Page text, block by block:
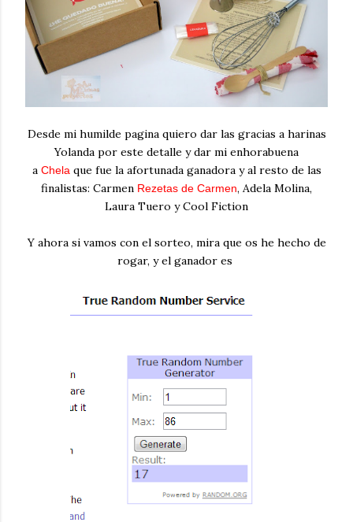
Desde mi humilde pagina quiero dar las gracias a harinas
Yolanda por este detalle y dar mi enhorabuena
a Chelaque fue la afortunada ganadora y al resto de las
finalistas: Carmen Rezetas de Carmen, Adela Molina,
Laura Tuero y Cool Fiction
Y ahora si vamos con el sorteo, mira que os he hecho de
rogar, y el ganador es